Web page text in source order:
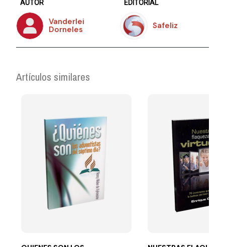
AUTOR
Vanderlei
Dorneles
EDITORIAL
Safeliz
Artículos similares